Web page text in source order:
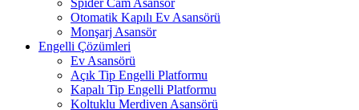
Spider Cam Asansör
Otomatik Kapılı Ev Asansörü
Monşarj Asansör
Engelli Çözümleri
Ev Asansörü
Açık Tip Engelli Platformu
Kapalı Tip Engelli Platformu
Koltuklu Merdiven Asansörü